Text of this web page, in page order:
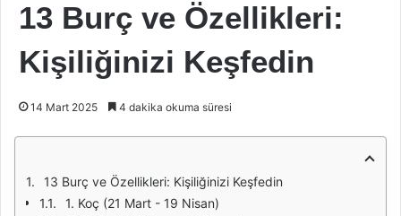
13 Burç ve Özellikleri:
Kişiliğinizi Keşfedin
14 Mart 2025 4 dakika okuma süresi
13 Burç ve Özellikleri: Kişiliğinizi Keşfedin
1. Koç (21 Mart - 19 Nisan)